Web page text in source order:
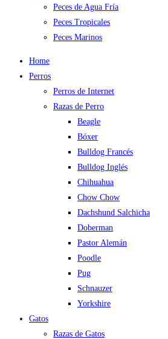
Peces de Agua Fría
Peces Tropicales
Peces Marinos
Home
Perros
Perros de Internet
Razas de Perro
Beagle
Bóxer
Bulldog Francés
Bulldog Inglés
Chihuahua
Chow Chow
Dachshund Salchicha
Doberman
Pastor Alemán
Poodle
Pug
Schnauzer
Yorkshire
Gatos
Razas de Gatos